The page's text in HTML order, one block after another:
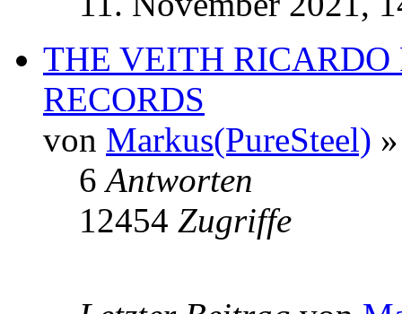
THE VEITH RICARDO
RECORDS
von Markus(PureSteel)
6Antworten
12454 Zugriffe